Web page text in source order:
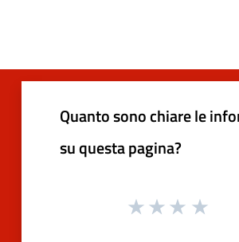
Quanto sono chiare le
su questa pagina?